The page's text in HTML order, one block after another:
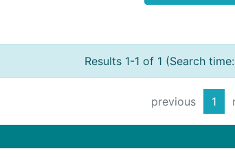
Results 1-1 of 1 (Search
previous 1